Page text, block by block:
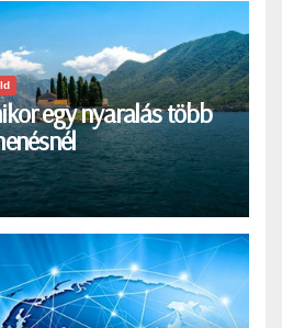
egy nyaralás több